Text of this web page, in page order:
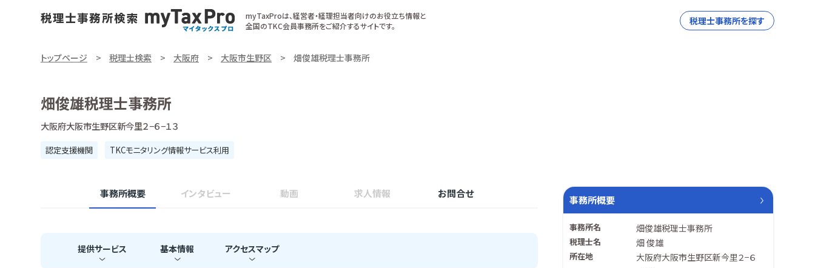
myTaxProは、経営者・経理担当者向けのお役立ち情報と
全国のTKC会員事務所をご紹介するサイトです。
税理士事務所を探す
トップページ 税理士検索 大阪府 大阪市生野区 畑俊雄税理士事務所
畑俊雄税理士事務所
大阪府大阪市生野区新今里２−６−１３
認定支援機関 TKCモニタリング情報サービス利用
事務所概要 インタビュー 動画 求人情報 お問合せ
提供サービス 基本情報 アクセスマップ
事務所概要
事務所名 畑俊雄税理士事務所
税理士名 畑 俊雄
所在地
大阪府大阪市生野区新今里２−６